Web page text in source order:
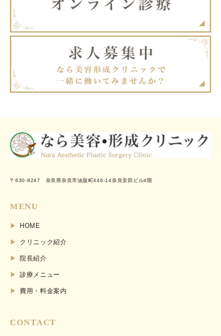
〒630-8247 奈良県奈良市油阪町446-14奈良安田ビル4階
MENU
HOME
クリニック紹介
院長紹介
診療メニュー
費用・料金案内
CONTACT